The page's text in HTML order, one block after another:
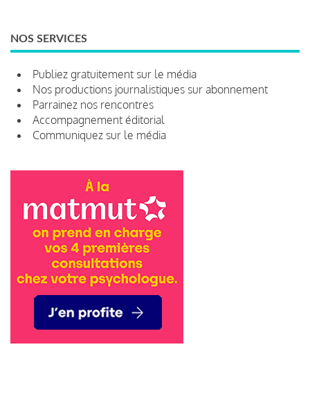
NOS SERVICES
Publiez gratuitement sur le média
Nos productions journalistiques sur abonnement
Parrainez nos rencontres
Accompagnement éditorial
Communiquez sur le média